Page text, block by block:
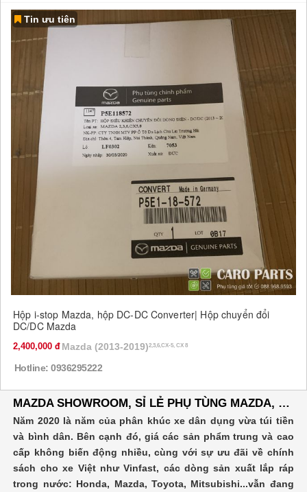
Tin ưu tiên
Hộp i-stop Mazda, hộp DC-DC Converter| Hộp chuyển đổi
DC/DC Mazda
2,400,000 Mazda (2013-2019)2,3,6,CX-5, CX 8
Hotline: 0936295222
MAZDA SHOWROOM, SỈ LẺ PHỤ TÙNG MAZDA, ĐĂNG TIN RAO VẶT MUA BÁN XE Ô TÔ
Năm 2020 là năm của phân khúc xe dân dụng vừa túi tiền
và bình dân. Bên cạnh đó, giá các sản phẩm trung và cao
cấp không biến động nhiều, cùng với sự ưu đãi về chính
sách cho xe Việt như Vinfast, các dòng sản xuất lắp ráp
trong nước: Honda, Mazda, Toyota, Mitsubishi...vẫn đang